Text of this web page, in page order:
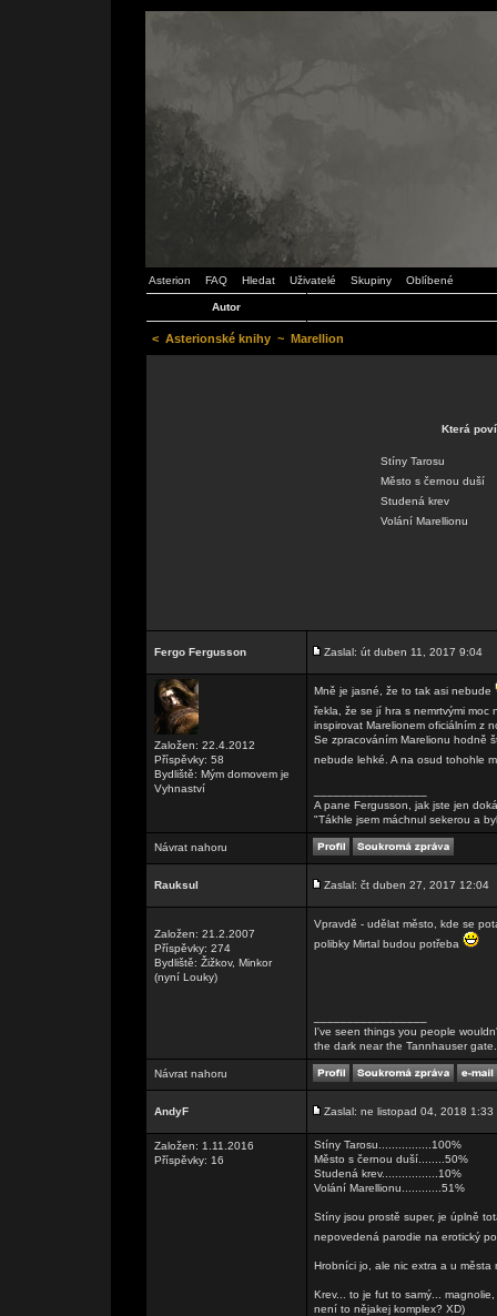
Asterion FAQ Hledat Uživatelé Skupiny Oblíbené
Autor
< Asterionské knihy ~ Marellion
Která
Stíny Tarosu
Město s černou duší
Studená krev
Volání Marellionu
Fergo Fergusson Zaslal: út duben 11, 2017 9:04
Založen: 22.4.2012
Příspěvky: 58
Bydliště: Mým domovem je
Vyhnaství
Mně je jasné, že to tak asi nebude
řekla, že se jí hra s nemrtvými
inspirovat Marelionem oficiálním z
Se zpracováním Marelionu hodně
nebude lehké. A na osud tohohle
A pane Fergusson, jak jste jen
"Tákhle jsem máchnul sekerou a
Návrat nahoru
Rauksul Zaslal: čt duben 27, 2017 12:04
Založen: 21.2.2007
Příspěvky: 274
Bydliště: Žižkov, Minkor
(nyní Louky)
Vpravdě - udělat město, kde se
polibky Mirtal budou potřeba
I've seen things you people
the dark near the Tannhauser
Návrat nahoru
AndyF Zaslal: ne listopad 04, 2018 1:33
Založen: 1.11.2016
Příspěvky: 16
Stíny Tarosu................100%
Město s černou duší........50%
Studená krev.................10%
Volání Marellionu............51%
Stíny jsou prostě super, je úplně
nepovedená parodie na erotický
Hrobníci jo, ale nic extra a u města
Krev... to je fut to samý...
není to nějakej komplex? XD)